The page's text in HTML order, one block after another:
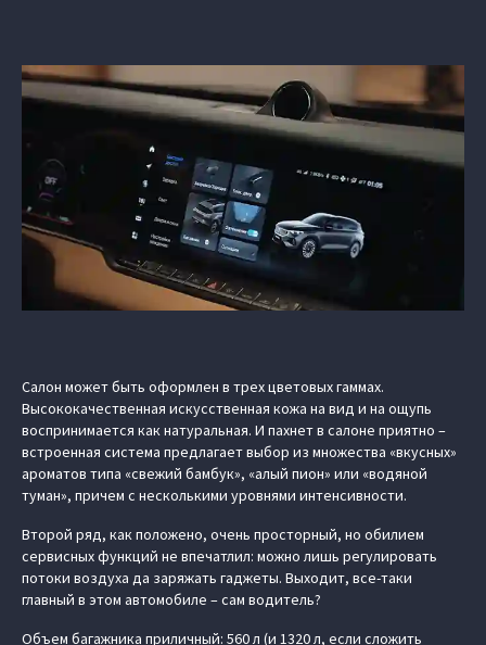
Салон может быть оформлен в трех цветовых гаммах.
Высококачественная искусственная кожа на вид и на ощупь
воспринимается как натуральная. И пахнет в салоне приятно –
встроенная система предлагает выбор из множества «вкусных»
ароматов типа «свежий бамбук», «алый пион» или «водяной
туман», причем с несколькими уровнями интенсивности.
Второй ряд, как положено, очень просторный, но обилием
сервисных функций не впечатлил: можно лишь регулировать
потоки воздуха да заряжать гаджеты. Выходит, все-таки
главный в этом автомобиле – сам водитель?
Объем багажника приличный: 560 л (и 1320 л, если сложить